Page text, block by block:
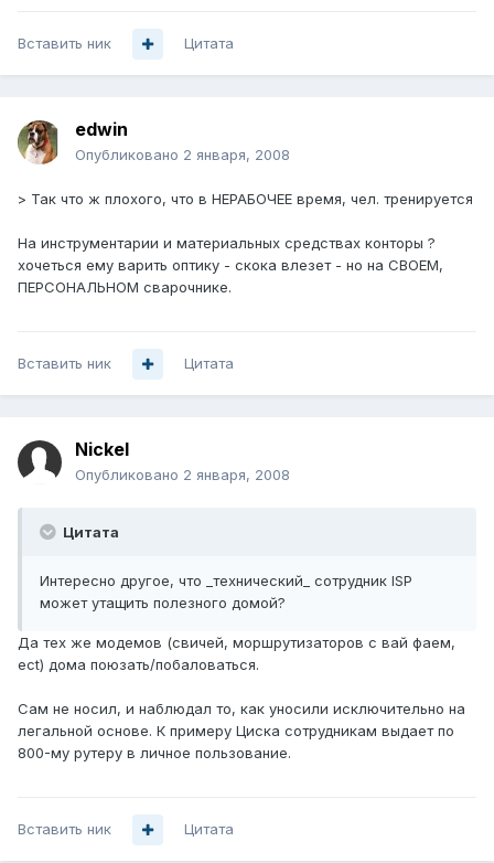
Вставить ник Цитата
edwin
Опубликовано 2 января, 2008
> Так что ж плохого, что в НЕРАБОЧЕЕ время, чел. тренируется
На инструментарии и материальных средствах конторы ?
хочеться ему варить оптику - скока влезет - но на СВОЕМ,
ПЕРСОНАЛЬНОМ сварочнике.
Вставить ник Цитата
Nickel
Опубликовано 2 января, 2008
Цитата
Интересно другое, что _технический_ сотрудник ISP
может утащить полезного домой?
Да тех же модемов (свичей, моршрутизаторов с вай фаем,
ect) дома поюзать/побаловаться.
Сам не носил, и наблюдал то, как уносили исключительно на
легальной основе. К примеру Циска сотрудникам выдает по
800-му рутеру в личное пользование.
Вставить ник Цитата